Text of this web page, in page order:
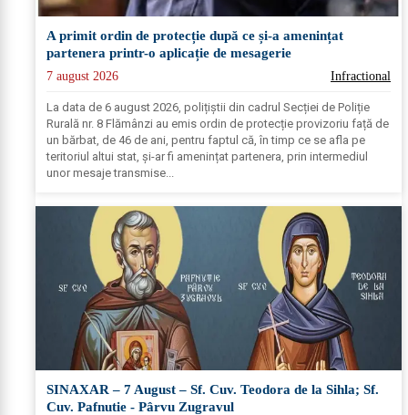
A primit ordin de protecție după ce și-a amenințat
partenera printr-o aplicație de mesagerie
7 august 2026 Infractional
La data de 6 august 2026, polițiștii din cadrul Secției de Poliție
Rurală nr. 8 Flămânzi au emis ordin de protecție provizoriu față de
un bărbat, de 46 de ani, pentru faptul că, în timp ce se afla pe
teritoriul altui stat, și-ar fi amenințat partenera, prin intermediul
unor mesaje transmise...
SINAXAR – 7 August – Sf. Cuv. Teodora de la Sihla; Sf.
Cuv. Pafnutie - Pârvu Zugravul